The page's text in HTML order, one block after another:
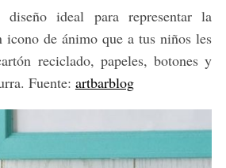
ideal para representar la
icono de ánimo que a tus niños les
reciclado, papeles, botones y
Fuente: artbarblog